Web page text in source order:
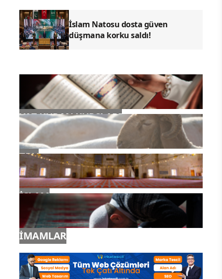
İslam Natosu dosta güven
düşmana korku saldı!
YAZ KURAN KURSLARI
TDV
İSLAM
İMAMLAR